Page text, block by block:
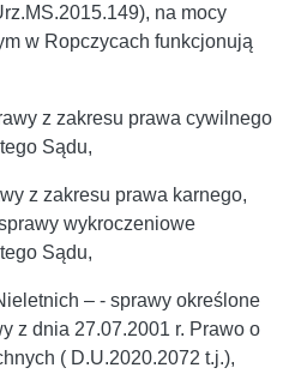
na mocy
w Ropczycach funkcjonują
z zakresu prawa cywilnego
Sądu,
z zakresu prawa karnego,
wykroczeniowe
Sądu,
– - sprawy określone
z dnia 27.07.2001 r. Prawo o
( D.U.2020.2072 t.j.),